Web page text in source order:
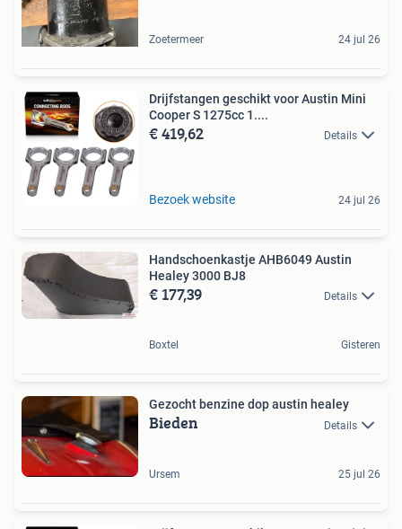
Zoetermeer 24 jul 26
Drijfstangen geschikt voor Austin Mini
Cooper S 1275cc 1....
€ 419,62 Details
Bezoek website 24 jul 26
Handschoenkastje AHB6049 Austin
Healey 3000 BJ8
€ 177,39 Details
Boxtel Gisteren
Gezocht benzine dop austin healey
Bieden Details
Ursem 25 jul 26